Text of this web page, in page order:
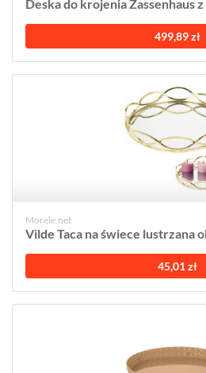
Deska do krojenia Zassenhaus
499,89 zł
Morele.net
Vilde Taca na świece lustrzana
45,01 zł